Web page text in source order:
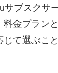
ブスクサ
料金プラン
て選ぶこ